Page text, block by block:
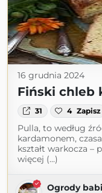
16 grudnia 2024
Fiński chleb
31 4 Zapisz
Pulla, to według
kardamonem,
kształt warkocza –
więcej (...)
Ogrody